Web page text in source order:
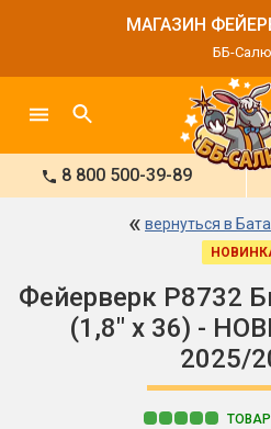
МАГАЗИН
ББ-
8 800 500-39-89
« вернуться в
Фейерверк Р8732
(1,8" х 36) -
2025/